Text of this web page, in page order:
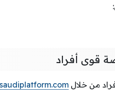
قوى أفراد
من خلال saudiplatform.com